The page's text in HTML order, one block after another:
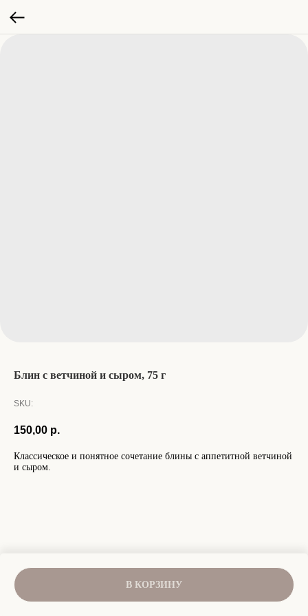
Блин с ветчиной и сыром, 75 г
SKU:
150,00 р.
В КОРЗИНУ
Классическое и понятное сочетание блины с аппетитной ветчиной
и сыром.